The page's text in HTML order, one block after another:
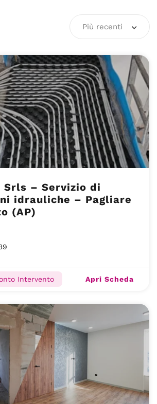
Più recenti
– Servizio di
idrauliche – Pagliare
(AP)
Intervento Apri Scheda